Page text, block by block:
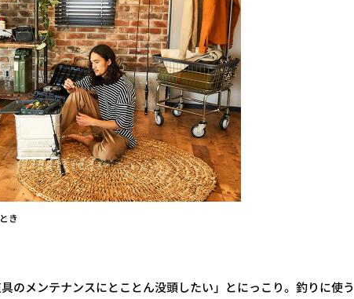
き
のメンテナンスにとことん没頭したい」とにっこり。釣りに使う